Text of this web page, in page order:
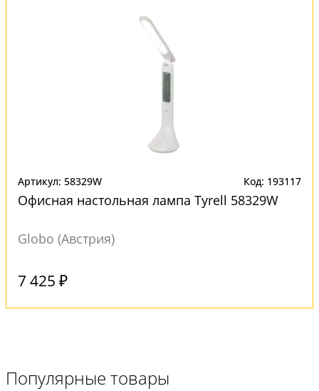
Артикул: 58329W Код: 193117
Офисная настольная лампа Tyrell 58329W
Globo (Австрия)
7 425 ₽
Популярные товары